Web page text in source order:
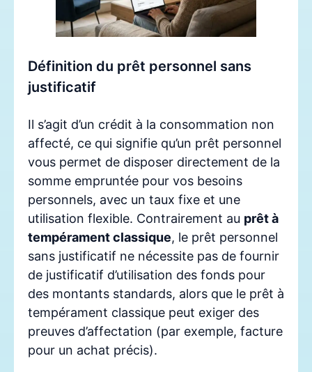
Définition du prêt personnel sans
justificatif
Il s’agit d’un crédit à la consommation non
affecté, ce qui signifie qu’un prêt personnel
vous permet de disposer directement de la
somme empruntée pour vos besoins
personnels, avec un taux fixe et une
utilisation flexible. Contrairement au prêt à
tempérament classique, le prêt personnel
sans justificatif ne nécessite pas de fournir
de justificatif d’utilisation des fonds pour
des montants standards, alors que le prêt à
tempérament classique peut exiger des
preuves d’affectation (par exemple, facture
pour un achat précis).